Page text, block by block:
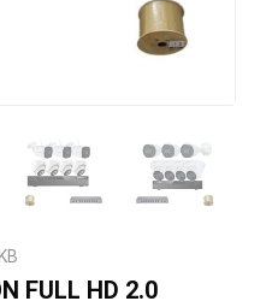
KB
FULL HD 2.0